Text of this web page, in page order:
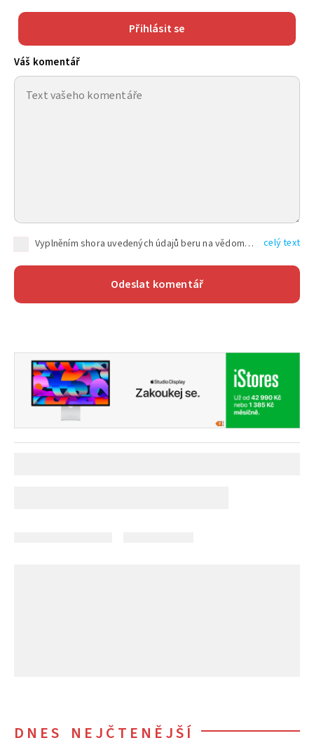
Přihlásit se
Váš komentář
Vyplněním shora uvedených údajů beru na vědomí, že společnost TEXT FACTORY s.r.o., sídlem Brno, Durďákova 336/29, Černá Pole, PSČ: 613 00, IČ: 06157831, zapsané u Krajského soudu v Brně, oddíl C, vložka 100399, bude zpracovávat mé osobní údaje uvedené v rámci mnou vyplněného registračního formuláře na základě oprávněných zájmů TEXT FACTORY s.r.o. dle čl. 6 odst. 1 písm. f) GDPR a pro splnění právních povinností (čl. 6 odst. 1 písm. c) GDPR), a to pro tyto účely: nezbytnost zajistit oprávnění návštěvníka webových stránek provozovaných společností TEXT FACTORY s.r.o. přispívat aktivně ke zveřejněným článkům nebo v rámci diskusních fór a výkon práv TEXT FACTORY s.r.o. jako administrátora těchto diskusních fór. Více informací o zpracování osobních údajů a právech lze nalézt v celý text
DNES NEJČTENĚJŠÍ